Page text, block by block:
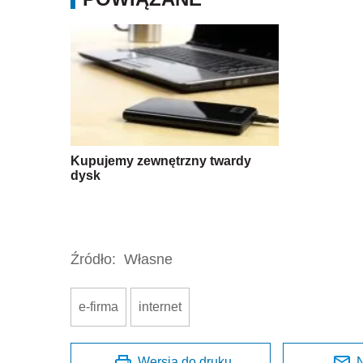
Kupujemy zewnętrzny twardy
dysk
Źródło: Własne
e-firma internet